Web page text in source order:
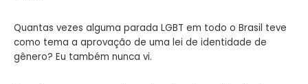
Quantas vezes alguma parada LGBT em todo o Brasil teve
como tema a aprovação de uma lei de identidade de
gênero? Eu também nunca vi.